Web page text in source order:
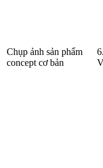
Chụp ảnh sản phẩm
concept cơ bản